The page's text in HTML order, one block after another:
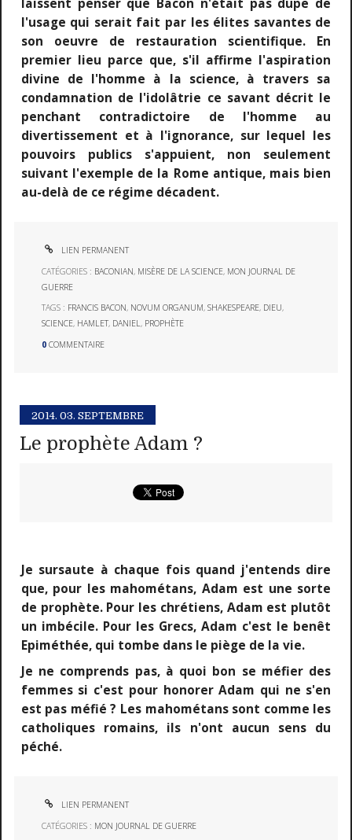
laissent penser que Bacon n'était pas dupe de
l'usage qui serait fait par les élites savantes de
son oeuvre de restauration scientifique. En
premier lieu parce que, s'il affirme l'aspiration
divine de l'homme à la science, à travers sa
condamnation de l'idolâtrie ce savant décrit le
penchant contradictoire de l'homme au
divertissement et à l'ignorance, sur lequel les
pouvoirs publics s'appuient, non seulement
suivant l'exemple de la Rome antique, mais bien
au-delà de ce régime décadent.
LIEN PERMANENT
CATÉGORIES : BACONIAN, MISÈRE DE LA SCIENCE, MON JOURNAL DE
GUERRE
TAGS : FRANCIS BACON, NOVUM ORGANUM,SHAKESPEARE, DIEU,
SCIENCE, HAMLET, DANIEL, PROPHÈTE
0 COMMENTAIRE
2014. 03. SEPTEMBRE
Le prophète Adam ?
Je sursaute à chaque fois quand j'entends dire
que, pour les mahométans, Adam est une sorte
de prophète. Pour les chrétiens, Adam est plutôt
un imbécile. Pour les Grecs, Adam c'est le benêt
Epiméthée, qui tombe dans le piège de la vie.
Je ne comprends pas, à quoi bon se méfier des
femmes si c'est pour honorer Adam qui ne s'en
est pas méfié ? Les mahométans sont comme les
catholiques romains, ils n'ont aucun sens du
péché.
LIEN PERMANENT
CATÉGORIES : MON JOURNAL DE GUERRE